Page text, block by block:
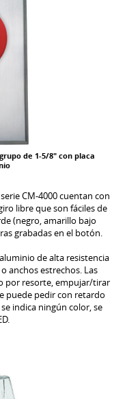
de 1-5/8" con placa
CM-4000 cuentan con
libre que son fáciles de
(negro, amarillo bajo
grabadas en el botón.
de alta resistencia
anchos estrechos. Las
por resorte, empujar/tirar
puede pedir con retardo
indica ningún color, se